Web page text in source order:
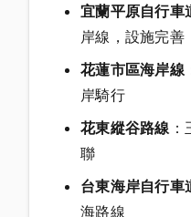
宜蘭平原自行車
岸線，設施完善
花蓮市區海岸線
岸騎行
花東縱谷路線
聯
台東海岸自行車
海路線